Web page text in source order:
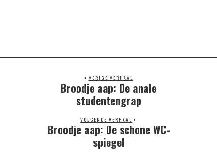
VORIGE VERHAAL
Previous
post:
Broodje aap: De anale
studentengrap
VOLGENDE VERHAAL
Next
post:
Broodje aap: De schone WC-
spiegel